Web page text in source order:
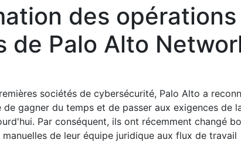
des opérations
de Palo Alto
sociétés de cybersécurité, Palo Alto a
gagner du temps et de passer aux exigences de
Par conséquent, ils ont récemment changé
de leur équipe juridique aux flux de travail